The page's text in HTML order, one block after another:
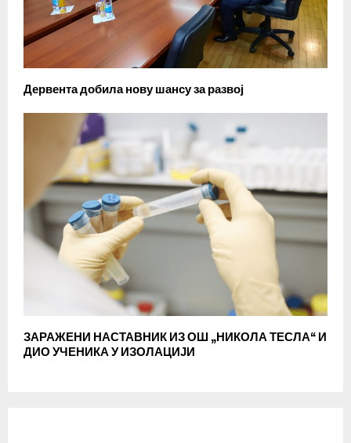
Дервента добила нову шансу за развој
ЗАРАЖЕНИ НАСТАВНИК ИЗ ОШ „НИКОЛА ТЕСЛА“ И
ДИО УЧЕНИКА У ИЗОЛАЦИЈИ